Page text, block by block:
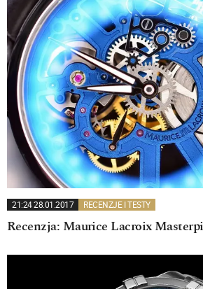
21:24 28.01.2017 RECENZJE I TESTY
Recenzja: Maurice Lacroix